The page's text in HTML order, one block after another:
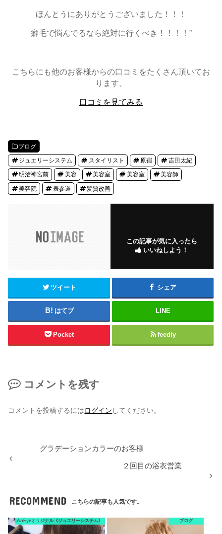
ほんとうにありがとうございました！！！
癖毛で悩んでるなら絶対に行くべき！！！！”
こちらにも他のお客様からの口コミをたくさん頂いてお
ります。
口コミを見てみる
ブログ
ジュエリーシステム スタイリスト 原宿 吉田太紀
明治神宮前 美容 美容室 美容室 美容師
美容院 表参道 髪質改善
この記事が気に入ったら
いいねしよう！
ツイート シェア
はてブ LINE
Pocket feedly
コメントを残す
コメントを投稿するにはログイン してください。
グラデーションカラーのお客様
２回目の浴衣営業
RECOMMEND こちらの記事も人気です。
AnFyeオリジナル《ジュエリーシステム》 ブログ